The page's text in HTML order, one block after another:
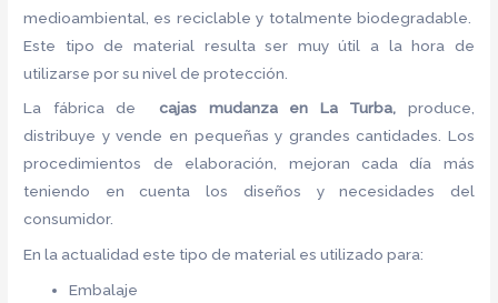
medioambiental, es reciclable y totalmente biodegradable.
Este tipo de material resulta ser muy útil a la hora de
utilizarse por su nivel de protección.
La fábrica decajas mudanza en La Turba, produce,
distribuye y vende en pequeñas y grandes cantidades. Los
procedimientos de elaboración, mejoran cada día más
teniendo en cuenta los diseños y necesidades del
consumidor.
En la actualidad este tipo de material es utilizado para:
Embalaje